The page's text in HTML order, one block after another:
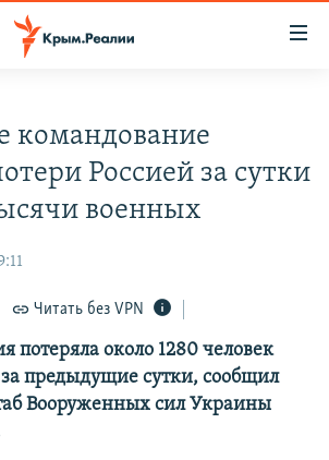
КРЫМА. 11 ИСТОРИЙ СОПРОТИВЛЕНИЯ
командование
Россией за сутки
военных
Читать без VPN
потеряла около 1280 человек
за предыдущие сутки, сообщил
Вооруженных сил Украины